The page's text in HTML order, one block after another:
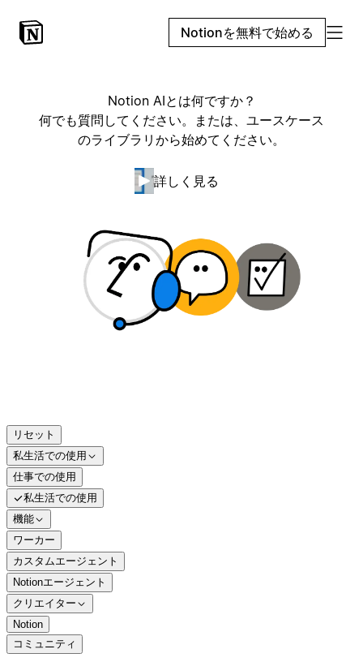
Notionを無料で始める
Notion AIとは何ですか？
何でも質問してください。または、ユースケース
のライブラリから始めてください。
詳しく見る
リセット
私生活での使用
仕事での使用
私生活での使用
機能
ワーカー
カスタムエージェント
Notionエージェント
クリエイター
Notion
コミュニティ